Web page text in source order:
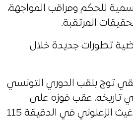
للحكم ومراقب المواجهة،
المرتقبة.
تطورات جديدة خلال
توج بلقب الدوري التونسي
تاريخه، عقب فوزه على
الترجي بهدف سجله غيث الزعلوني في الدقيقة 115